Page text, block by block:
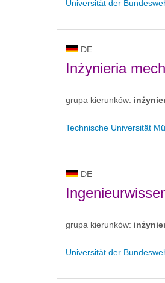
Universität der
DE
Inżynieria
grupa kierunków:
Technische Universität
DE
grupa kierunków:
Universität der